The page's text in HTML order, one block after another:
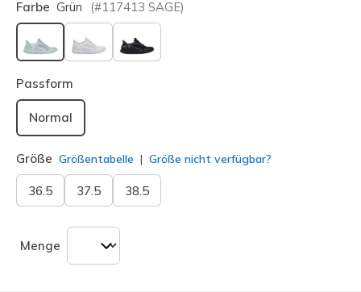
Farbe Grün (#117413 SAGE)
ausgewählt
Passform
Normal
Größe Größentabelle Größe nicht verfügbar?
36.5 37.5 38.5
Menge